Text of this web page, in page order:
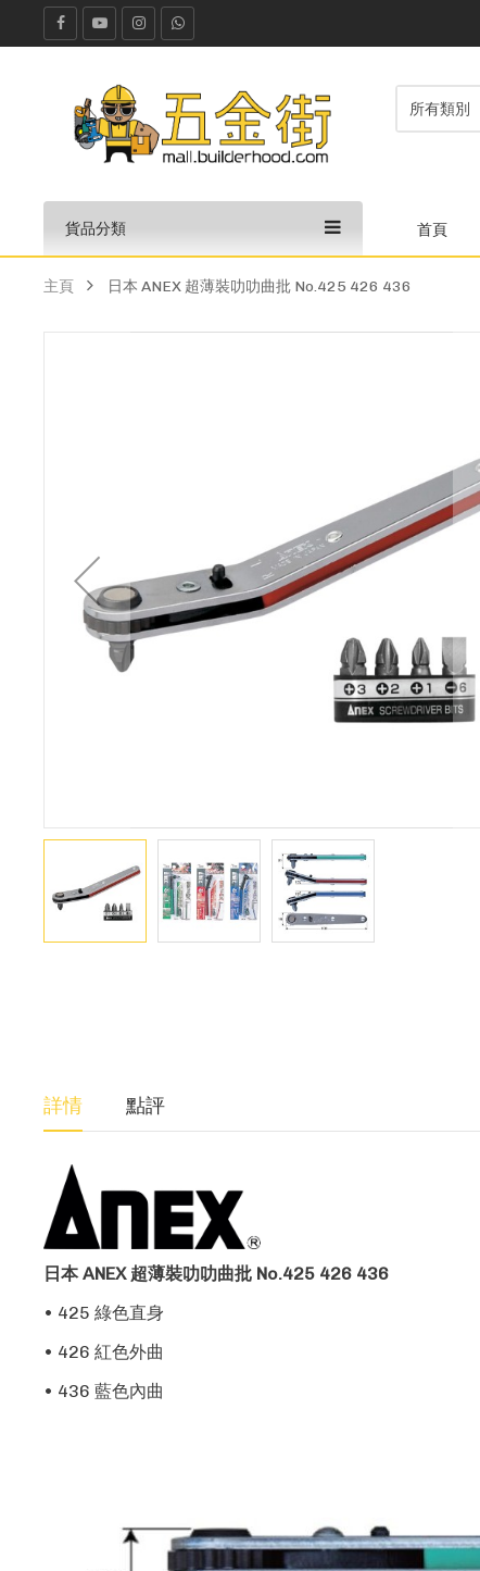
貨品分類 首頁
主頁 日本 ANEX 超薄裝叻叻曲批 No.425 426 436
詳情 點評
日本 ANEX 超薄裝叻叻曲批 No.425 426 436
• 425 綠色直身
• 426 紅色外曲
• 436 藍色內曲